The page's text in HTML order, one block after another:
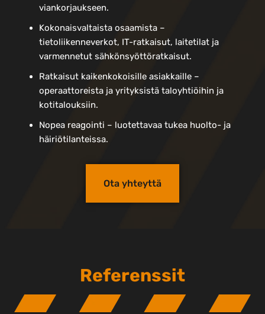
viankorjaukseen.
Kokonaisvaltaista osaamista –
tietoliikenneverkot, IT-ratkaisut, laitetilat ja
varmennetut sähkönsyöttöratkaisut.
Ratkaisut kaikenkokoisille asiakkaille –
operaattoreista ja yrityksistä taloyhtiöihin ja
kotitalouksiin.
Nopea reagointi – luotettavaa tukea huolto- ja
häiriötilanteissa.
Ota yhteyttä
Referenssit